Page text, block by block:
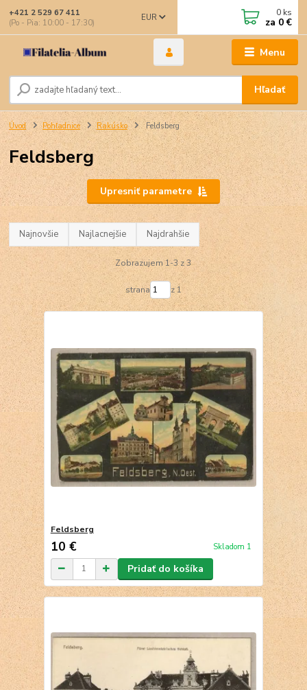
Menu
EUR
Hľadať
+421 2 529 67 411
(Po - Pia: 10:00 - 17:30)
0 ks
za 0 €
Úvod Pohľadnice Rakúsko Feldsberg
Feldsberg
Upresniť parametre
Najnovšie Najlacnejšie Najdrahšie
Zobrazujem 1-3 z 3
strana z 1
Feldsberg
10 € Skladom 1
Pridať do košíka